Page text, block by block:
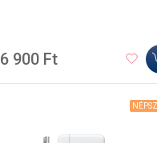
6 900 Ft